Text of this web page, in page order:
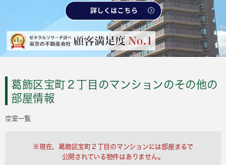
葛飾区宝町２丁目のマンションのその他の
部屋情報
空室一覧
※現在、葛飾区宝町２丁目のマンションには部屋まるで
公開されている物件はありません。